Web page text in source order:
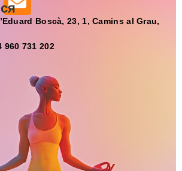
Boscà, 23, 1, Camins al Grau,
960 731 202